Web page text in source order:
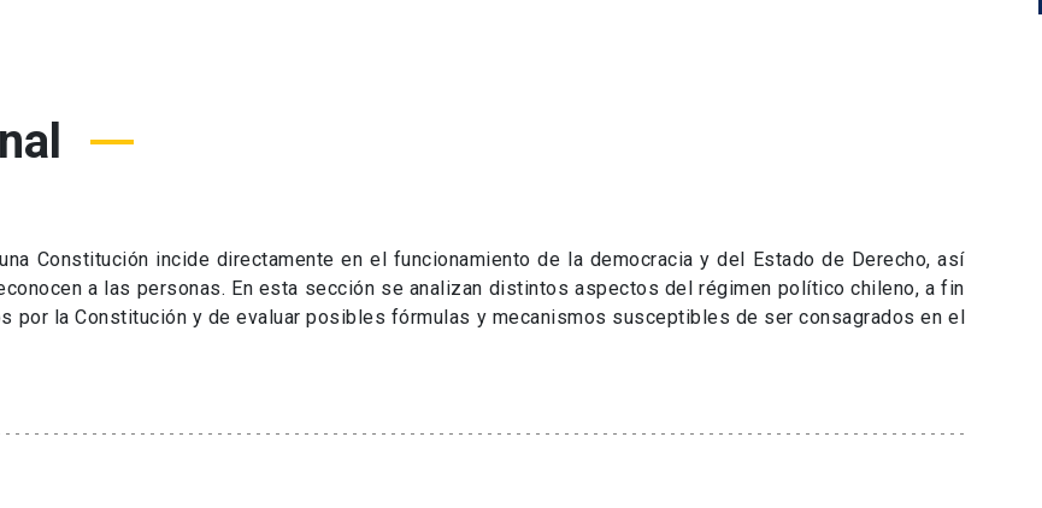
Constitución incide directamente en el funcionamiento de la democracia y del Estado de Derecho, así
a las personas. En esta sección se analizan distintos aspectos del régimen político chileno, a fin
por la Constitución y de evaluar posibles fórmulas y mecanismos susceptibles de ser consagrados en el